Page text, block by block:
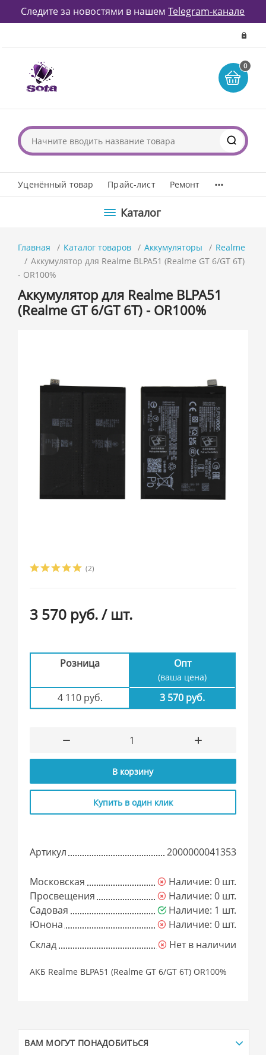
Следите за новостями в нашемTelegram-канале
0
Уценённый товар Прайс-лист Ремонт ...
Каталог
Главная Каталог товаров Аккумуляторы
Realme
Аккумулятор для Realme BLPA51 (Realme GT 6/GT 6T)
- OR100%
Аккумулятор для Realme BLPA51
(Realme GT 6/GT 6T) - OR100%
(2)
3 570 руб./ шт.
Розница Опт
(ваша цена)
4 110 руб. 3 570 руб.
В корзину
Купить в один клик
Артикул 2000000041353
Московская
Наличие: 0 шт.
Просвещения
Наличие: 0 шт.
Садовая
Наличие: 1 шт.
Юнона
Наличие: 0 шт.
Склад
Нет в наличии
АКБ Realme BLPA51 (Realme GT 6/GT 6T) OR100%
ВАМ МОГУТ ПОНАДОБИТЬСЯ